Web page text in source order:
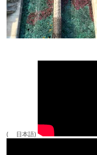
( 日本語)